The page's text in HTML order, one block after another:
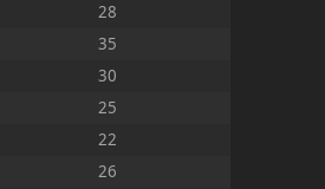
28
35
30
25
22
26